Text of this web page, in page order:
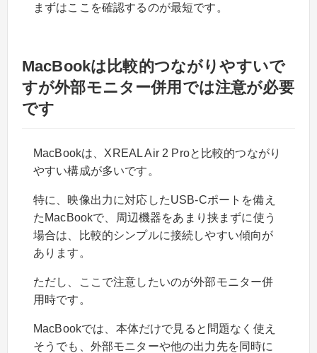
まずはここを確認するのが最短です。
MacBookは比較的つながりやすいで
すが外部モニター併用では注意が必要
です
MacBookは、XREAL Air 2 Proと比較的つながり
やすい構成が多いです。
特に、映像出力に対応したUSB-Cポートを備え
たMacBookで、周辺機器をあまり挟まずに使う
場合は、比較的シンプルに接続しやすい傾向が
あります。
ただし、ここで注意したいのが外部モニター併
用時です。
MacBookでは、本体だけで見ると問題なく使え
そうでも、外部モニターや他の出力先を同時に